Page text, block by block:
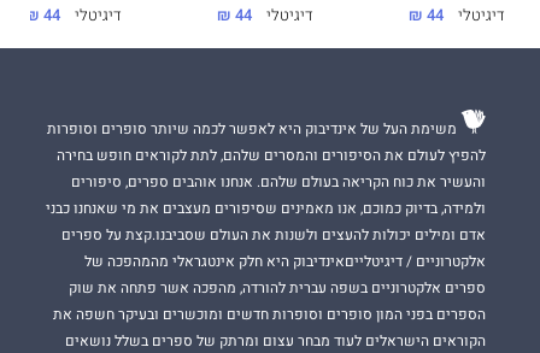
דיגיטלי 44 ₪
דיגיטלי 44 ₪
דיגיטלי 44 ₪
משימת העל של אינדיבוק היא לאפשר לכמה שיותר סופרים וסופרות
להפיץ לעולם את הסיפורים והמסרים שלהם, לתת לקוראים חופש בחירה
והעשיר את כוח הקריאה בעולם שלהם. אנחנו אוהבים ספרים, סיפורים
ולמידה, בדיוק כמוכם, אנו מאמינים שסיפורים מעצבים את מי שאנחנו כבני
אדם ומילים יכולות להעצים ולשנות את העולם שסביבנו.קצת על ספרים
אלקטרוניים / דיגיטלייםאינדיבוק היא חלק אינטגראלי מהמהפכה של
ספרים אלקטרוניים בשפה עברית להורדה, מהפכה אשר פתחה את שוק
הספרים בפני המון סופרים וסופרות חדשים ומוכשרים ובעיקר חשפה את
הקוראים הישראלים לעוד מבחר עצום ומרתק של ספרים בשלל נושאים